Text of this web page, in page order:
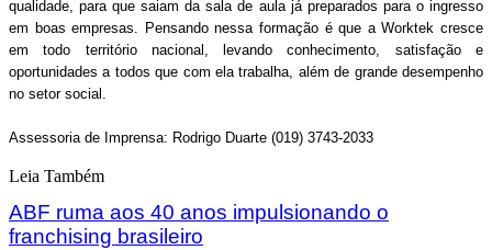
qualidade, para que saiam da sala de aula já preparados para o ingresso
em boas empresas. Pensando nessa formação é que a Worktek cresce
em todo território nacional, levando conhecimento, satisfação e
oportunidades a todos que com ela trabalha, além de grande desempenho
no setor social.
Assessoria de Imprensa: Rodrigo Duarte (019) 3743-2033
Leia Também
ABF ruma aos 40 anos impulsionando o
franchising brasileiro